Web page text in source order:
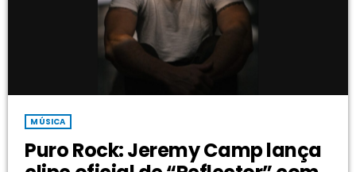
MÚSICA
Puro Rock: Jeremy Camp lança